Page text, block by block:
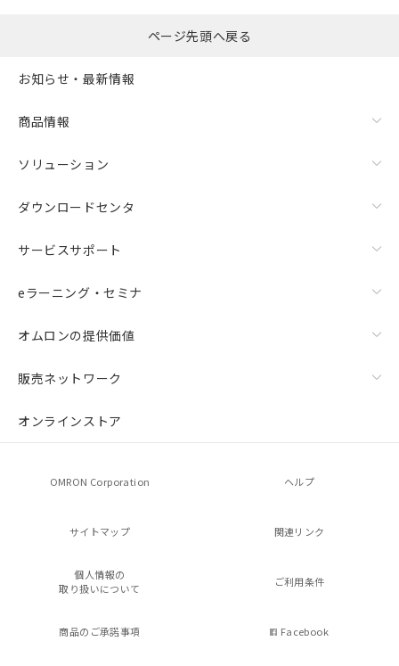
この製品のRoHS/REACH対応状況ページへ
ページ先頭へ戻る
お知らせ・最新情報
商品情報
ソリューション
ダウンロードセンタ
サービスサポート
eラーニング・セミナ
オムロンの提供価値
販売ネットワーク
オンラインストア
OMRON Corporation ヘルプ
サイトマップ 関連リンク
個人情報の
取り扱いについて
ご利用条件
商品のご承諾事項 Facebook